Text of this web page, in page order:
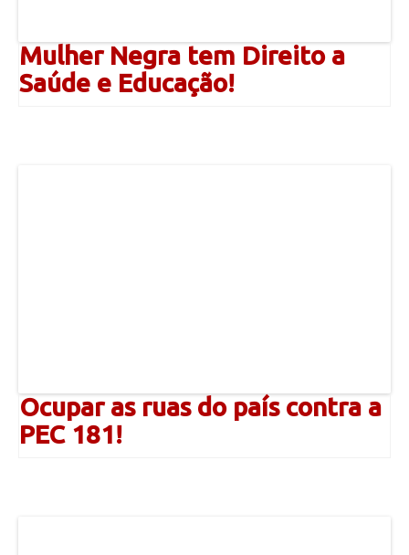
Mulher Negra tem Direito a
Saúde e Educação!
Ocupar as ruas do país contra a
PEC 181!